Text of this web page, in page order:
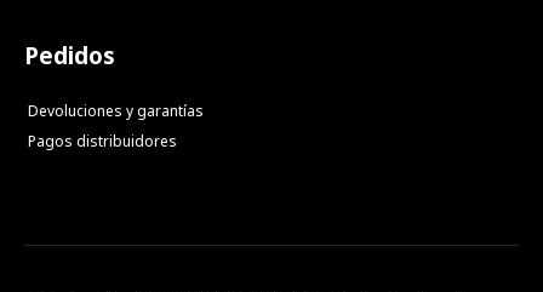
Pedidos
Devoluciones y garantías
Pagos distribuidores